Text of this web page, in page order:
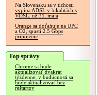
Na Slovensku sa v tichosti
vypína ADSL v lokalitách s
VDSL, už 31. mája
Orange sa doťahuje na UPC
a O2, spustí 2.5 Gbps
pripojenie
Top správy
Chrome sa bude
aktualizovať dvakrát
týždenne, v budúcnosti sa
bude aktualizovať bez
reštartov